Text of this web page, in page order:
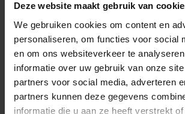
Deze website maakt gebruik van
We gebruiken cookies om content en
personaliseren, om functies voor social
en om ons websiteverkeer te
informatie over uw gebruik van onze
partners voor social media, adverteren
partners kunnen deze gegevens
informatie die u aan ze heeft verstrekt
Naar vergoedingenoverzicht
Geen wachttijd voor
Wil je een
bijvoorbeeld omdat jouw